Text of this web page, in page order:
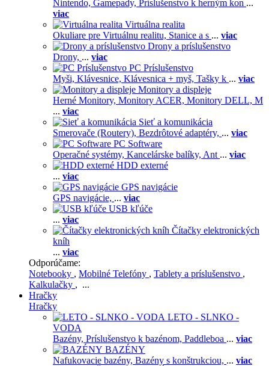
Nintendo, Gamepady, Príslušenstvo k herným kon ...
viac
Virtuálna realita
Okuliare pre Virtuálnu realitu, Stanice a s ... viac
Drony a príslušenstvo
Drony, ... viac
PC Príslušenstvo
Myši, Klávesnice, Klávesnica + myš, Tašky k ... viac
Monitory a displeje
Herné Monitory, Monitory ACER, Monitory DELL, M
... viac
Sieť a komunikácia
Smerovače (Routery), Bezdrôtové adaptéry, ... viac
PC Software
Operačné systémy, Kancelárske balíky, Ant ... viac
HDD externé
... viac
GPS navigácie
GPS navigácie, ... viac
USB kľúče
... viac
Čítačky elektronických
kníh
... viac
Odporúčame:
Notebooky , Mobilné Telefóny , Tablety a príslušenstvo ,
Kalkulačky , ...
Hračky
Hračky
LETO - SLNKO -
VODA
Bazény, Príslušenstvo k bazénom, Paddleboa ... viac
BAZÉNY
Nafukovacie bazény, Bazény s konštrukciou, ... viac